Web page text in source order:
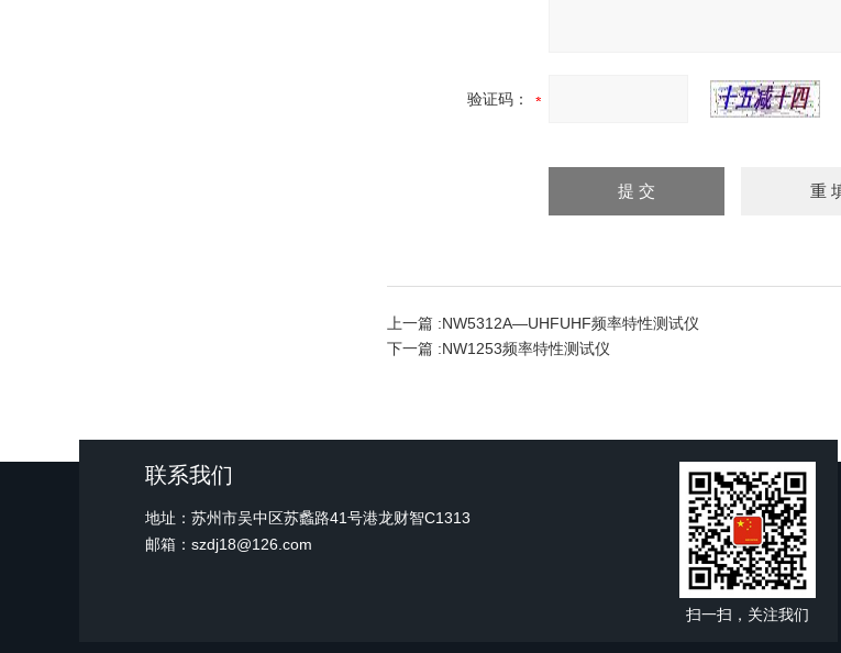
验证码：
上一篇 :NW5312A―UHFUHF频率特性测试仪
下一篇 :NW1253频率特性测试仪
联系我们
地址：苏州市吴中区苏蠡路41号港龙财智C1313
邮箱：szdj18@126.com
扫一扫，关注我们